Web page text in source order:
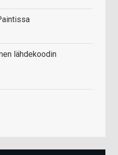
lähdekoodin